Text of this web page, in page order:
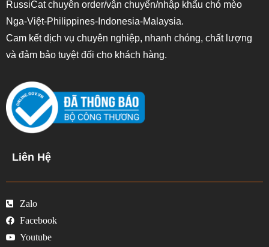
RussiCat chuyên order/vận chuyển/nhập khẩu chó mèo
Nga-Việt-Philippines-Indonesia-Malaysia.
Cam kết dịch vụ chuyên nghiệp, nhanh chóng, chất lượng
và đảm bảo tuyệt đối cho khách hàng.
Liên Hệ
Zalo
Facebook
Youtube